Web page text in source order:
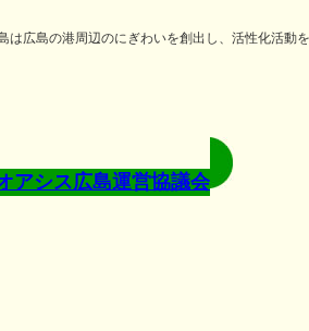
は広島の港周辺のにぎわいを創出し、活性化活動